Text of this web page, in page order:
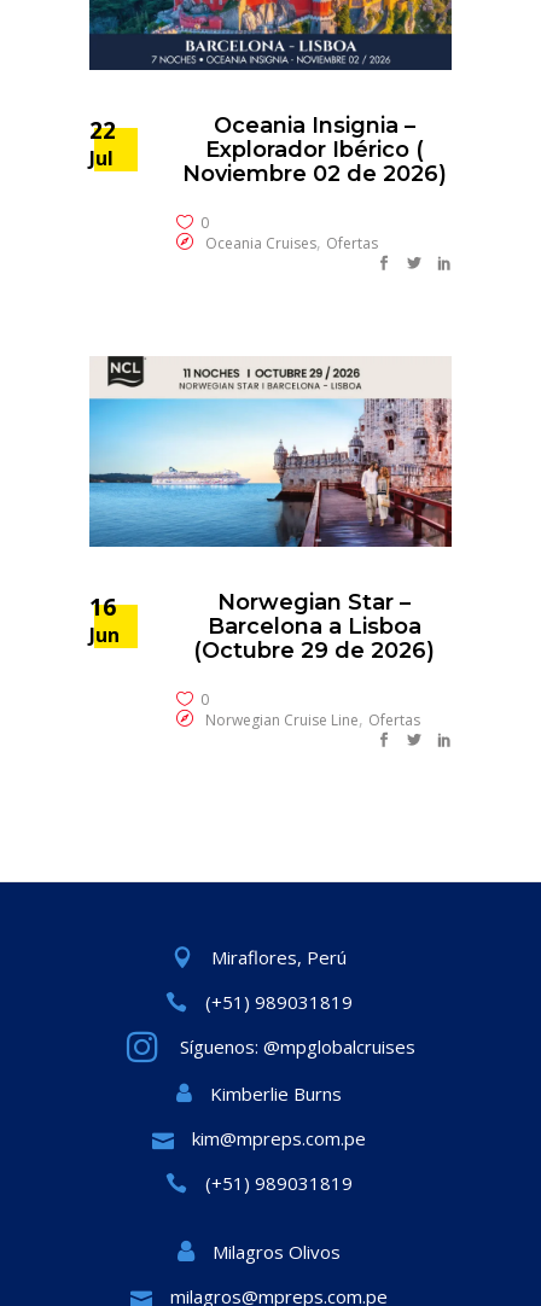
22
Jul
Oceania Insignia –
Explorador Ibérico (
Noviembre 02 de 2026)
0
Oceania Cruises, Ofertas
16
Jun
Norwegian Star –
Barcelona a Lisboa
(Octubre 29 de 2026)
0
Norwegian Cruise Line, Ofertas
Miraflores, Perú
(+51) 989031819
Síguenos: @mpglobalcruises
Kimberlie Burns
kim@mpreps.com.pe
(+51) 989031819
Milagros Olivos
milagros@mpreps.com.pe